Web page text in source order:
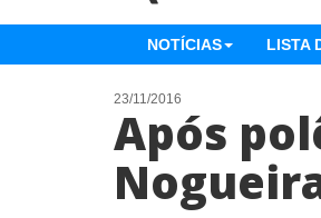
NOTÍCIAS LISTA
23/11/2016
Após